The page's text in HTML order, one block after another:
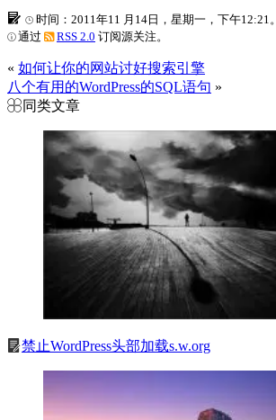
时间：2011年11 月14日，星期一，下午12:21。
通过
RSS 2.0 订阅源关注。
« 如何让你的网站讨好搜索引擎
八个有用的WordPress的SQL语句 »
同类文章
禁止WordPress头部加载s.w.org